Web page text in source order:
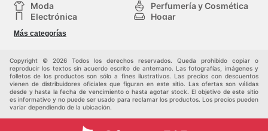
Moda
Perfumería y Cosmética
Electrónica
Hogar
Deporte
Juguetes y bebés
Más categorías
Copyright © 2026 Todos los derechos reservados. Queda prohibido copiar o
reproducir los textos sin acuerdo escrito de antemano. Las fotografías, imágenes y
folletos de los productos son sólo a fines ilustrativos. Las precios con descuentos
vienen de distribuidores oficiales que figuran en este sitio. Las ofertas son válidas
desde y hasta la fecha de vencimiento o hasta agotar stock. El objetivo de este sitio
es informativo y no puede ser usado para reclamar los productos. Los precios pueden
variar dependiendo de la ubicación.